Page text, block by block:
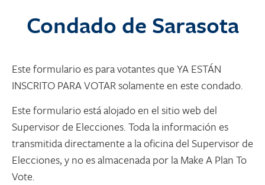
Condado de Sarasota
Este formulario es para votantes que YA ESTÁN
INSCRITO PARA VOTAR solamente en este condado.
Este formulario está alojado en el sitio web del
Supervisor de Elecciones. Toda la información es
transmitida directamente a la oficina del Supervisor de
Elecciones, y no es almacenada por la Make A Plan To
Vote.